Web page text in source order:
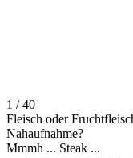
1 / 40
Fleisch oder
Nahaufnahme?
Mmmh ... Steak ...